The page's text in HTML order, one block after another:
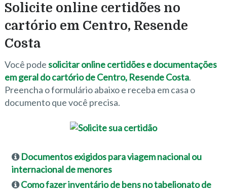
Solicite online certidões no
cartório em Centro, Resende
Costa
Você podesolicitar online certidões e documentações
em geral do cartório de Centro, Resende Costa.
Preencha o formulário abaixo e receba em casa o
documento que você precisa.
Documentos exigidos para viagem nacional ou
internacional de menores
Como fazer inventário de bens no tabelionato de